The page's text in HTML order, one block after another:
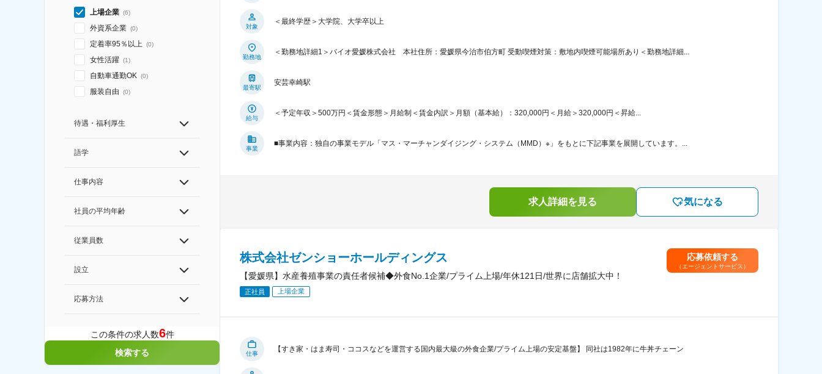
上場企業 (6)
外資系企業 (0)
定着率95％以上 (0)
女性活躍 (1)
自動車通勤OK (0)
服装自由 (0)
待遇・福利厚生
語学
仕事内容
社員の平均年齢
従業員数
設立
応募方法
この条件の求人数6件
検索する
対象
＜最終学歴＞大学院、大学卒以上
勤務地
＜勤務地詳細1＞バイオ愛媛株式会社 本社住所：愛媛県今治市伯方町 受動喫煙対策：敷地内喫煙可能場所あり＜勤務地詳細...
最寄駅
安芸幸崎駅
給与
＜予定年収＞500万円＜賃金形態＞月給制＜賃金内訳＞月額（基本給）：320,000円＜月給＞320,000円＜昇給...
事業
■事業内容：独自の事業モデル「マス・マーチャンダイジング・システム（MMD）※」をもとに下記事業を展開しています。...
求人詳細を見る 気になる
株式会社ゼンショーホールディングス
【愛媛県】水産養殖事業の責任者候補◆外食No.1企業/プライム上場/年休121日/世界に店舗拡大中！
正社員 上場企業
応募依頼する
（エージェントサービス）
仕事
【すき家・はま寿司・ココスなどを運営する国内最大級の外食企業/プライム上場の安定基盤】 同社は1982年に牛丼チェーン